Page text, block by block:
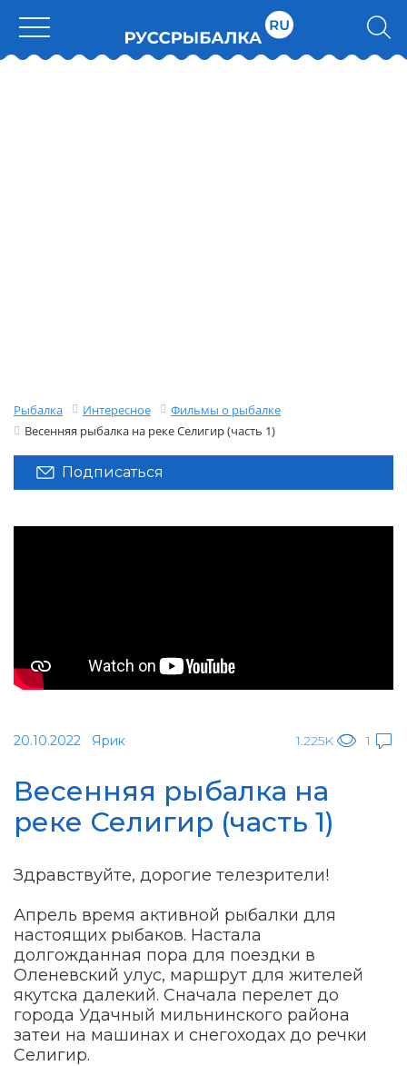
Рыбалка Интересное
Фильмы о рыбалке
Весенняя рыбалка на реке Селигир (часть 1)
Подписаться
20.10.2022 Ярик 1.225K 1
Весенняя рыбалка на
реке Селигир (часть 1)
Здравствуйте, дорогие телезрители!
Апрель время активной рыбалки для
настоящих рыбаков. Настала
долгожданная пора для поездки в
Оленевский улус, маршрут для жителей
якутска далекий. Сначала перелет до
города Удачный мильнинского района
затеи на машинах и снегоходах до речки
Селигир.